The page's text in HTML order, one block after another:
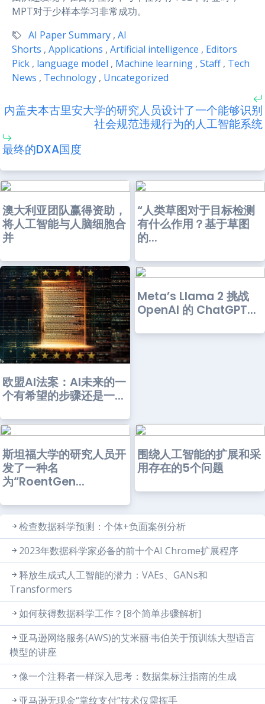
MPT对于少样本学习非常成功。
AI Paper Summary , AI
Shorts , Applications , Artificial intelligence , Editors
Pick , language model , Machine learning , Staff , Tech
News , Technology , Uncategorized
内盖夫本古里安大学的研究人员设计了一个能够识别
社会规范违规行为的人工智能系统
最终的DXA国度
澳大利亚团队赢得资助，
将人工智能与人脑细胞合
并
“人类草图对于目标检测
有什么作用？基于草图
的...
欧盟AI法案：AI未来的一
个有希望的步骤还是一...
Meta’s Llama 2 挑战
OpenAI 的 ChatGPT...
斯坦福大学的研究人员开
发了一种名
为“RoentGen...
围绕人工智能的扩展和采
用存在的5个问题
检查数据科学预测：个体+负面案例分析
2023年数据科学家必备的前十个AI Chrome扩展程序
释放生成式人工智能的潜力：VAEs、GANs和
Transformers
如何获得数据科学工作？[8个简单步骤解析]
亚马逊网络服务(AWS)的艾米丽·韦伯关于预训练大型语言
模型的讲座
像一个注释者一样深入思考：数据集标注指南的生成
亚马逊无现金“掌纹支付”技术仅需挥手